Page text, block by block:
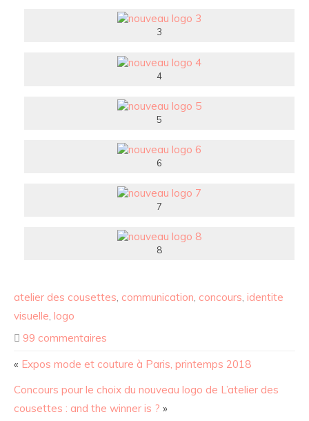
3
4
5
6
7
8
atelier des cousettes, communication, concours, identite
visuelle, logo
99 commentaires
« Expos mode et couture à Paris, printemps 2018
Concours pour le choix du nouveau logo de L’atelier des
cousettes : and the winner is ? »